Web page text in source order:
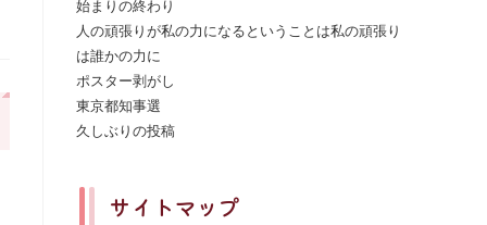
始まりの終わり
人の頑張りが私の力になるということは私の頑張り
は誰かの力に
ポスター剥がし
東京都知事選
久しぶりの投稿
サイトマップ